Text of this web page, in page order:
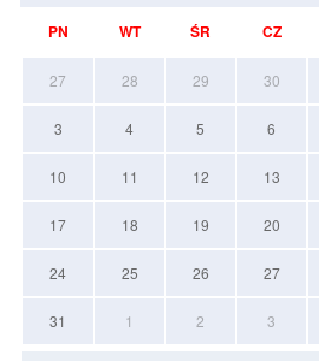
PN WT ŚR CZ
27 28 29 30
3 4 5 6
10 11 12 13
17 18 19 20
24 25 26 27
31 1 2 3